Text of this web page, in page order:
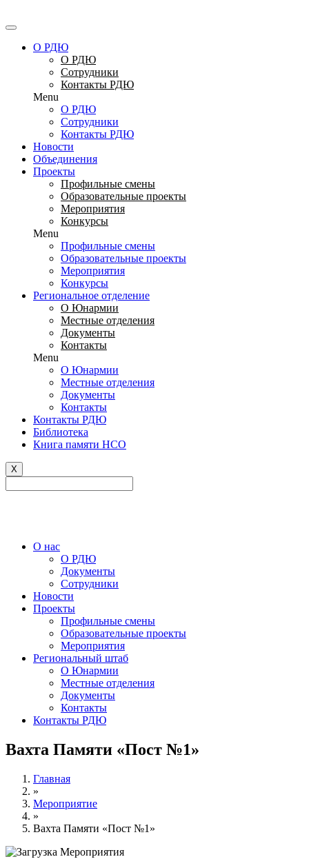
к
О РДЮ
О РДЮ
Сотрудники
Контакты РДЮ
Menu
О РДЮ
Сотрудники
Контакты РДЮ
Новости
Объединения
Проекты
Профильные смены
Образовательные проекты
Мероприятия
Конкурсы
Menu
Профильные смены
Образовательные проекты
Мероприятия
Конкурсы
Региональное отделение
О Юнармии
Местные отделения
Документы
Контакты
Menu
О Юнармии
Местные отделения
Документы
Контакты
Контакты РДЮ
Библиотека
Книга памяти НСО
X
О нас
О РДЮ
Документы
Сотрудники
Новости
Проекты
Профильные смены
Образовательные проекты
Мероприятия
Региональный штаб
О Юнармии
Местные отделения
Документы
Контакты
Контакты РДЮ
Вахта Памяти «Пост №1»
Главная
»
Мероприятие
»
Вахта Памяти «Пост №1»